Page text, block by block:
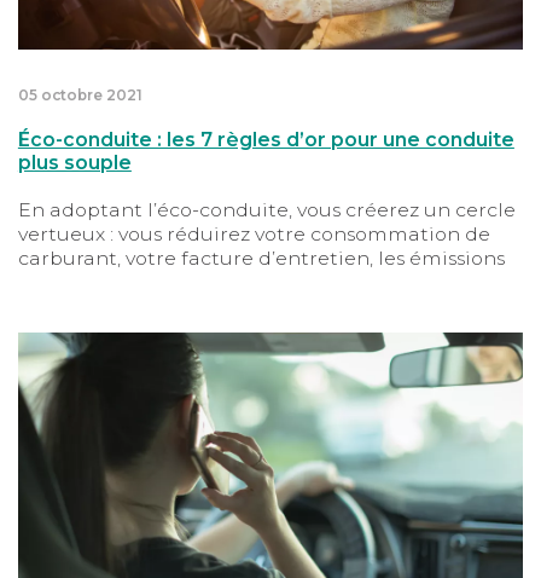
05 octobre 2021
Éco-conduite : les 7 règles d’or pour une conduite
plus souple
En adoptant l’éco-conduite, vous créerez un cercle
vertueux : vous réduirez votre consommation de
carburant, votre facture d’entretien, les émissions
état… et des éco-gestes bons pour la planète !
Téléphone au volant : quelles sanctions encourez